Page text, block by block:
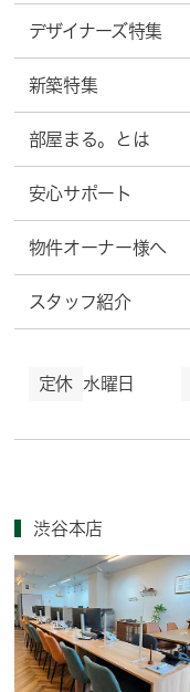
デザイナーズ特集
新築特集
部屋まる。とは
安心サポート
物件オーナー様へ
スタッフ紹介
定休 水曜日
渋谷本店